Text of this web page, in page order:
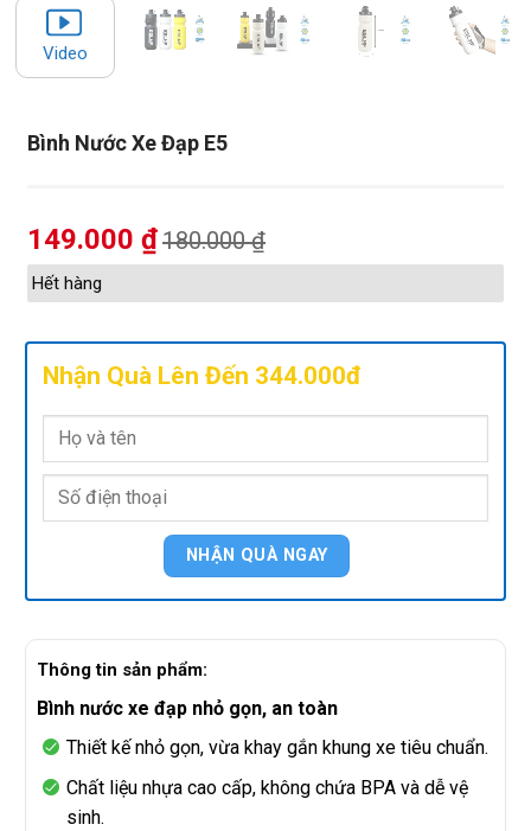
Bình Nước Xe Đạp E5
Video
149.000 ₫180.000₫
Hết hàng
Nhận Quà Lên Đến 344.000đ
Thông tin sản phẩm:
Bình nước xe đạp nhỏ gọn, an toàn
Thiết kế nhỏ gọn, vừa khay gắn khung xe tiêu chuẩn.
Chất liệu nhựa cao cấp, không chứa BPA và dễ vệ
sinh.